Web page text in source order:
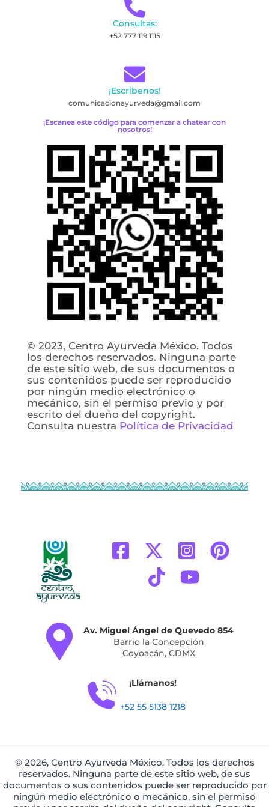
Consultas:
+52 777 119 1115
¡Escríbenos!
comunicacionayurveda@gmail.com
¡Escanea este código para comenzar a chatear con
nosotros!
© 2023, Centro Ayurveda México. Todos
los derechos reservados. Ninguna parte
de este sitio web, de sus documentos o
sus contenidos puede ser reproducido
por ningún medio electrónico o
mecánico, sin el permiso previo y por
escrito del dueño del copyright.
Consulta nuestra Política de Privacidad
Av. Miguel Ángel de Quevedo 854
Barrio la Concepción
Coyoacán, CDMX
¡Llámanos!
+52 55 5138 1218
© 2026, Centro Ayurveda México. Todos los derechos
reservados. Ninguna parte de este sitio web, de sus
documentos o sus contenidos puede ser reproducido por
ningún medio electrónico o mecánico, sin el permiso